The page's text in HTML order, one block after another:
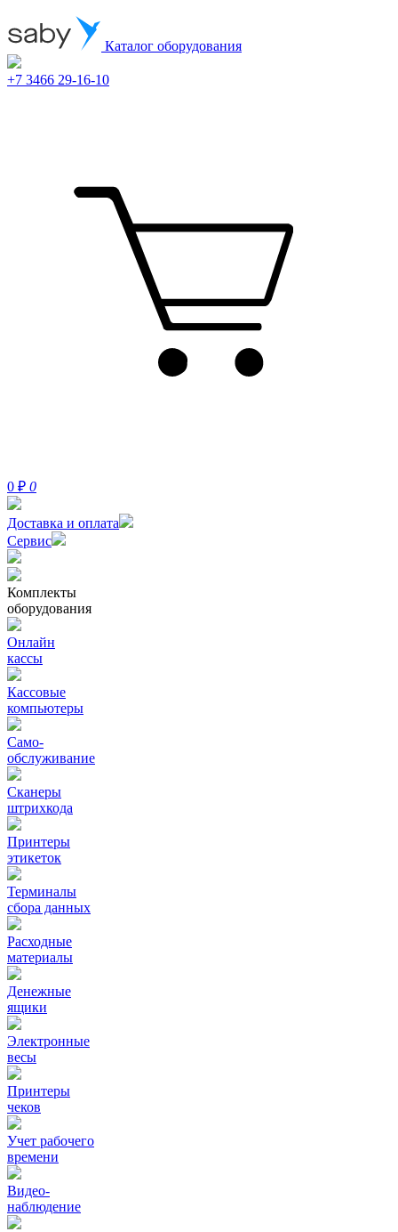
Каталог оборудования
+7 3466 29-16-10
0 ₽ 0
Доставка и оплата
Сервис
Комплекты
оборудования
Онлайн
кассы
Кассовые
компьютеры
Само-
обслуживание
Сканеры
штрихкода
Принтеры
этикеток
Терминалы
сбора данных
Расходные
материалы
Денежные
ящики
Электронные
весы
Принтеры
чеков
Учет рабочего
времени
Видео‑
наблюдение